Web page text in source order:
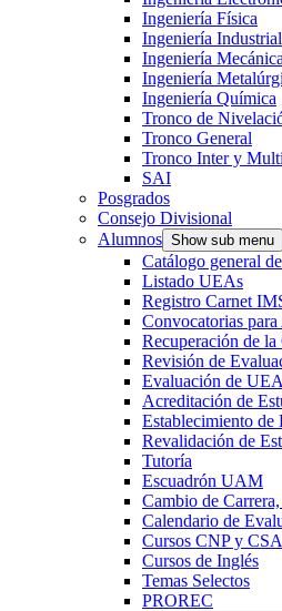
Ingeniería Física
Ingeniería Industrial
Ingeniería Mecánica
Ingeniería
Ingeniería Química
Tronco de
Tronco General
Tronco Inter y
SAI
Posgrados
Consejo Divisional
Alumnos Show sub menu
Catálogo general
Listado UEAs
Registro Carnet
Convocatorias
Recuperación de
Revisión de
Evaluación de UEA
Acreditación de
Establecimiento de
Revalidación de
Tutoría
Escuadrón UAM
Cambio de
Calendario de
Cursos CNP y
Cursos de Inglés
Temas Selectos
PROREC